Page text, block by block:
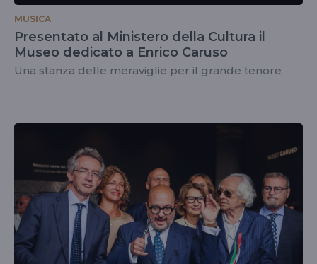
MUSICA
Presentato al Ministero della Cultura il
Museo dedicato a Enrico Caruso
Una stanza delle meraviglie per il grande tenore